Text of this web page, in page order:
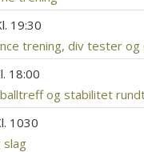
19:30
trening, div tester og
18:00
og stabilitet
1030
slag